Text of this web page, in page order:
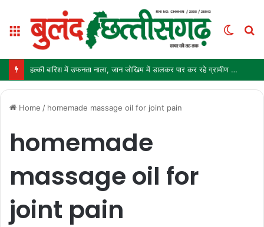
Menu
Switch
हल्की बारिश में उफनता नाला, जान जोखिम में डालकर पार कर रहे ग्रामीण और स्कूली बच्चे
Home / homemade massage oil for joint pain
homemade
massage oil for
joint pain